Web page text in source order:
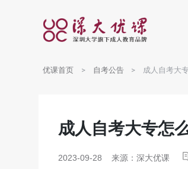
优课首页 自考公告 成人自考大
成人自考大专怎
2023-09-28 来源：深大优课